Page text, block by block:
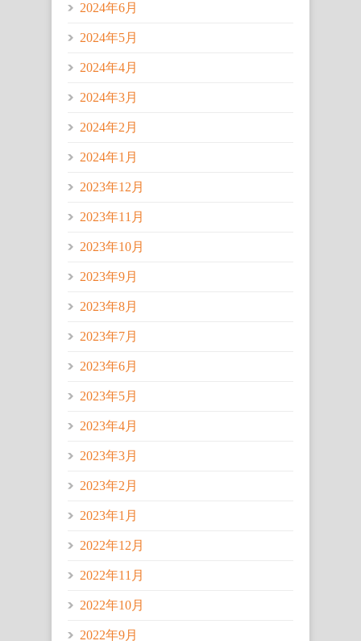
2024年6月
2024年5月
2024年4月
2024年3月
2024年2月
2024年1月
2023年12月
2023年11月
2023年10月
2023年9月
2023年8月
2023年7月
2023年6月
2023年5月
2023年4月
2023年3月
2023年2月
2023年1月
2022年12月
2022年11月
2022年10月
2022年9月